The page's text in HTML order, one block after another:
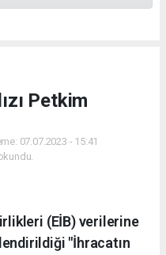
Petkim
07.07.2023 - 15:41
(EİB) verilerine
"İhracatın